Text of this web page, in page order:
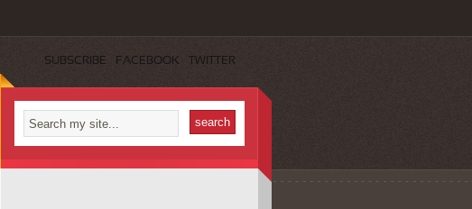
SUBSCRIBE FACEBOOK TWITTER